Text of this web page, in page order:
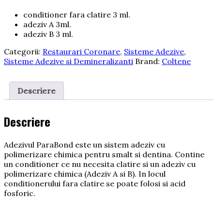
conditioner fara clatire 3 ml.
adeziv A 3ml.
adeziv B 3 ml.
Categorii: Restaurari Coronare, Sisteme Adezive,
Sisteme Adezive si Demineralizanti Brand: Coltene
Descriere
Descriere
Adezivul ParaBond este un sistem adeziv cu
polimerizare chimica pentru smalt si dentina. Contine
un conditioner ce nu necesita clatire si un adeziv cu
polimerizare chimica (Adeziv A si B). In locul
conditionerului fara clatire se poate folosi si acid
fosforic.